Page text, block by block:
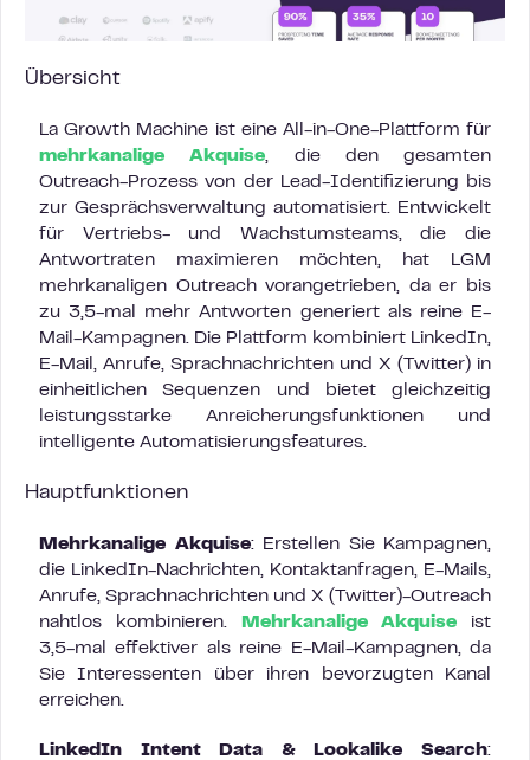
Übersicht
La Growth Machine ist eine All-in-One-Plattform für
mehrkanalige Akquise, die den gesamten
Outreach-Prozess von der Lead-Identifizierung bis
zur Gesprächsverwaltung automatisiert. Entwickelt
für Vertriebs- und Wachstumsteams, die die
Antwortraten maximieren möchten, hat LGM
mehrkanaligen Outreach vorangetrieben, da er bis
zu 3,5-mal mehr Antworten generiert als reine E-
Mail-Kampagnen. Die Plattform kombiniert LinkedIn,
E-Mail, Anrufe, Sprachnachrichten und X (Twitter) in
einheitlichen Sequenzen und bietet gleichzeitig
leistungsstarke Anreicherungsfunktionen und
intelligente Automatisierungsfeatures.
Hauptfunktionen
Mehrkanalige Akquise: Erstellen Sie Kampagnen,
die LinkedIn-Nachrichten, Kontaktanfragen, E-Mails,
Anrufe, Sprachnachrichten und X (Twitter)-Outreach
nahtlos kombinieren.
Mehrkanalige Akquise ist
3,5-mal effektiver als reine E-Mail-Kampagnen, da
Sie Interessenten über ihren bevorzugten Kanal
erreichen.
LinkedIn Intent Data & Lookalike Search: